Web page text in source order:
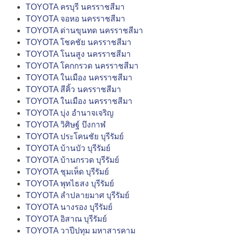
TOYOTA ครบุรี นครราชสีมา
TOYOTA จอหอ นครราชสีมา
TOYOTA ด่านขุนทด นครราชสีมา
TOYOTA โชคชัย นครราชสีมา
TOYOTA โนนสูง นครราชสีมา
TOYOTA โคกกรวด นครราชสีมา
TOYOTA ในเมือง นครราชสีมา
TOYOTA สีคิ้ว นครราชสีมา
TOYOTA ในเมือง นครราชสีมา
TOYOTA บุ่ง อำนาจเจริญ
TOYOTA วิศิษฐ์ บึงกาฬ
TOYOTA ประโคนชัย บุรีรัมย์
TOYOTA บ้านบัว บุรีรัมย์
TOYOTA บ้านกรวด บุรีรัมย์
TOYOTA ชุมเห็ด บุรีรัมย์
TOYOTA พุทไธสง บุรีรัมย์
TOYOTA ลำปลายมาศ บุรีรัมย์
TOYOTA นางรอง บุรีรัมย์
TOYOTA อิสาณ บุรีรัมย์
TOYOTA วาปีปทุม มหาสารคาม